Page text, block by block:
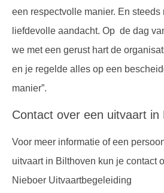
een respectvolle manier. En steeds
liefdevolle aandacht. Op de dag
we met een gerust hart de
en je regelde alles op een
manier”.
Contact over een uitvaart in
Voor meer informatie of een
uitvaart in Bilthoven kun je contact
Nieboer Uitvaartbegeleiding